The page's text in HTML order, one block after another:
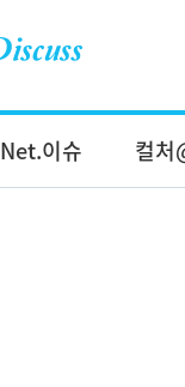
Net.이슈 컬처